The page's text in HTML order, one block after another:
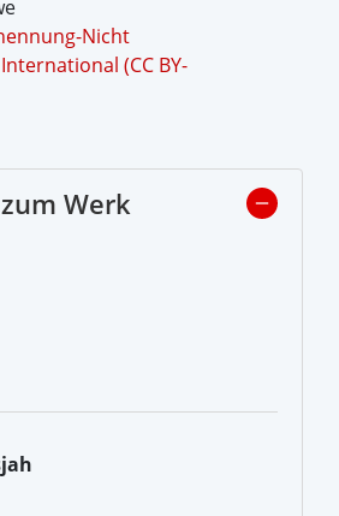
Nicht
(CC BY-
Werk